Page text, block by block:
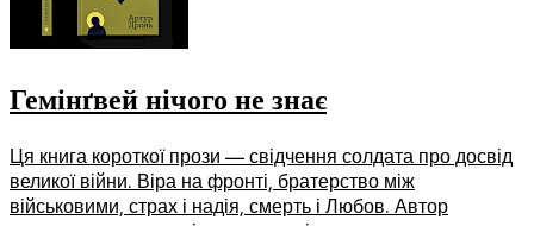
Гемінґвей нічого не знає
Ця книга короткої прози — свідчення солдата про досвід
великої війни. Віра на фронті, братерство між
військовими, страх і надія, смерть і Любов. Автор